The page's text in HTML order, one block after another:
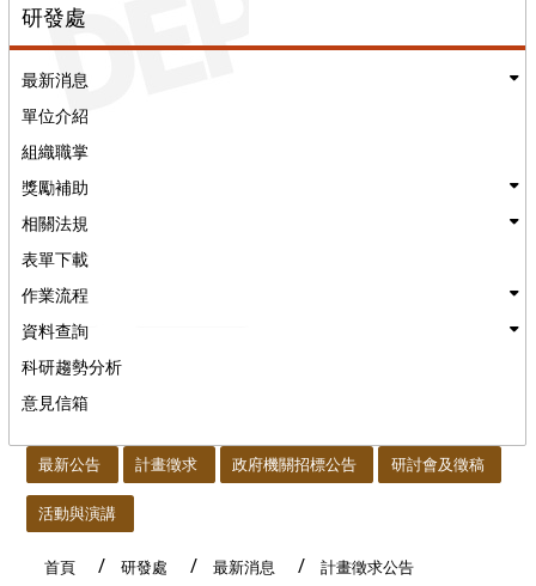
研發處
最新消息
單位介紹
組織職掌
獎勵補助
相關法規
表單下載
作業流程
資料查詢
科研趨勢分析
意見信箱
最新公告 計畫徵求 政府機關招標公告 研討會及徵稿
活動與演講
首頁 研發處 最新消息 計畫徵求公告